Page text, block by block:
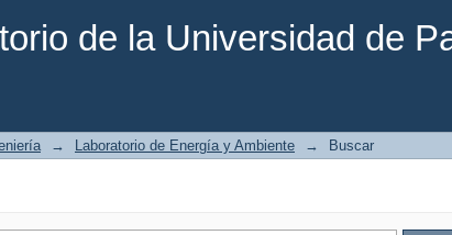
de la Universidad de
→ Laboratorio de Energía y Ambiente → Buscar